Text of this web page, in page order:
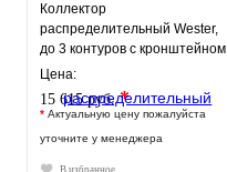
Коллектор
распределительный Wester,
до 3 контуров с кронштейном
0-05-0110
Цена:
15 615 руб.*
* Актуальную цену пожалуйста
уточните у менеджера
В избранное